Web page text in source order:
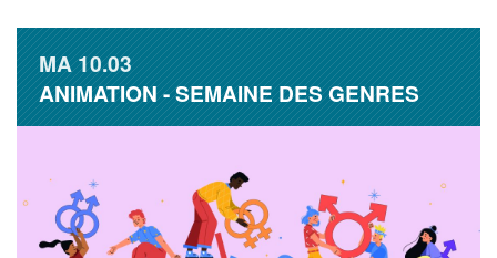
MA10.03
ANIMATION - SEMAINE DES GENRES